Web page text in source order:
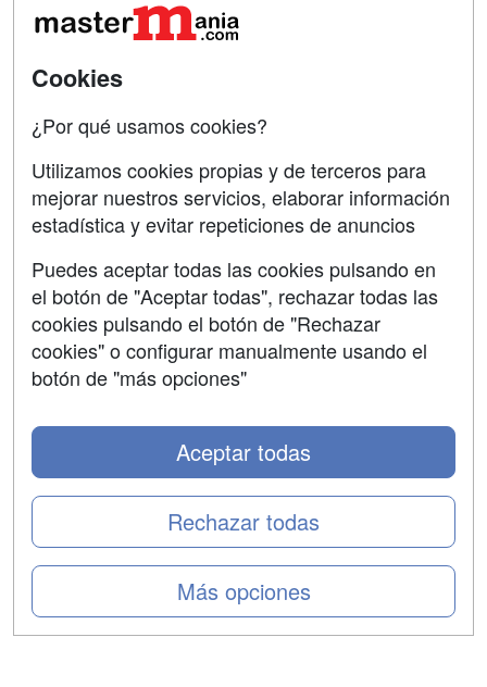
Acceso Usuarios
Acceso Centros
Contactar
Confidencialidad
Aviso legal
Copyleft
Cookies
¿Por qué usamos cookies?
Utilizamos cookies propias y de terceros para
mejorar nuestros servicios, elaborar información
estadística y evitar repeticiones de anuncios
Puedes aceptar todas las cookies pulsando en
el botón de "Aceptar todas", rechazar todas las
cookies pulsando el botón de "Rechazar
cookies" o configurar manualmente usando el
botón de "más opciones"
Más opciones
Rechazar todas
Aceptar todas